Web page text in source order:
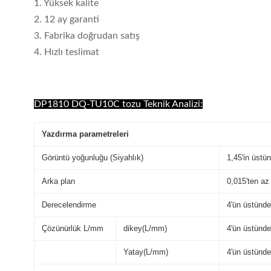
1. Yüksek kalite
2. 12 ay garanti
3. Fabrika doğrudan satış
4. Hızlı teslimat
DP1810 DQ-TU10C tozu Teknik Analizi:
Yazdırma parametreleri
Görüntü yoğunluğu (Siyahlık) 1,45'in
Arka plan 0,015'ten az
Derecelendirme 4'ün üstünde
Çözünürlük L/mm dikey(L/mm) 4'ün üstünde
Yatay(L/mm) 4'ün üstünde